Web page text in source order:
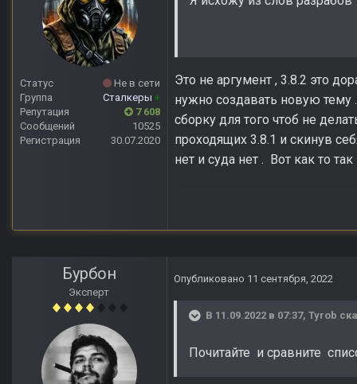
Статус
Не в сети
Группа
Сталкеры +
Репутация
7 608
Сообщений
10525
Регистрация
30.07.2020
Это не аргумент , 3.8.2 это
нужно создавать новую
сборку для того чтоб не
проходящих 3.8.1 и скинув
нет и суда нет . Вот как то
Бурбон
Эксперт
Опубликовано 11 сентября, 2022
В 11.09.2022 в 07:37, Tyrob
Почитайте и сравните